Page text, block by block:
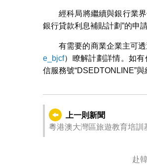
經科局將繼續與銀行業
銀行貸款利息補貼計劃”的申
有需要的商業企業主可
e_bjcf）瞭解計劃詳情。如
信服務號“DSEDTONLINE”與
上一則新聞
粵港澳大灣區旅遊教育培訓